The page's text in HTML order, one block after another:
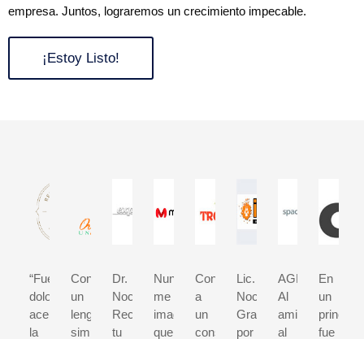
empresa. Juntos, lograremos un crecimiento impecable.
¡Estoy Listo!
“Fue
doloroso
aceptar
la
Con
un
lenguaje
simple
Dr.
Nochebuena
Reconocemos
tu
Nunca
me
imaginé
que
Contratar
a
un
consultor
Lic.
Nochebuena
Gracias
por
Al
amigo,
al
En
un
principio
fue